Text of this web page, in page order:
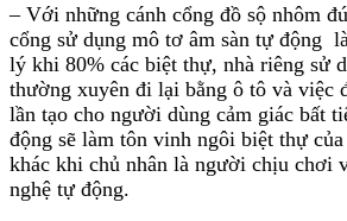
– Với những cánh cổng đồ sộ nhôm
cổng sử dụng mô tơ âm sàn tự động
lý khi 80% các biệt thự, nhà riêng sử
thường xuyên đi lại bằng ô tô và việc
lần tạo cho người dùng cảm giác bất
động sẽ làm tôn vinh ngôi biệt thự của
khác khi chủ nhân là người chịu chơi
nghệ tự động.